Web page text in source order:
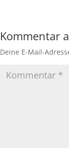
Kommentar
Deine E-Mail-